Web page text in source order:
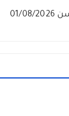
01/08/2026